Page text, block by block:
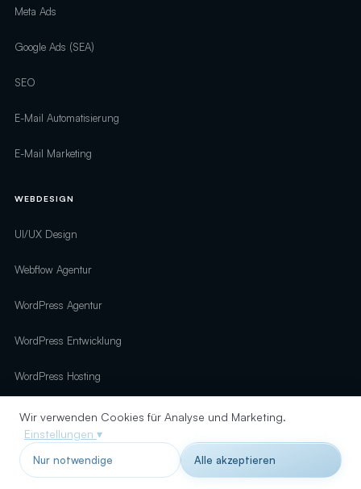
Meta Ads
Google Ads (SEA)
SEO
E-Mail Automatisierung
E-Mail Marketing
WEBDESIGN
UI/UX Design
Webflow Agentur
WordPress Agentur
WordPress Entwicklung
WordPress Hosting
E-COMMERCE
Magento
Wir verwenden Cookies für Analyse und Marketing.
Einstellungen ▾
Nur notwendige Alle akzeptieren